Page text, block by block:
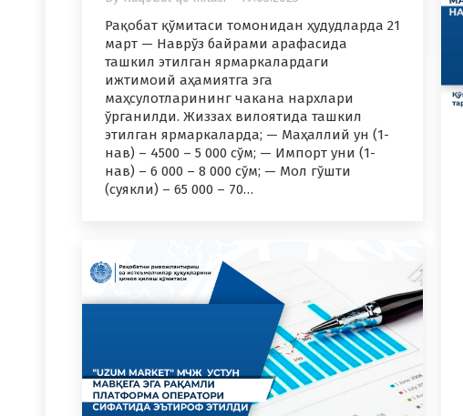
Рақобат қўмитаси томонидан ҳудудларда 21
март — Наврўз байрами арафасида
ташкил этилган ярмаркалардаги
ижтимоий аҳамиятга эга
маҳсулотларининг чакана нархлари
ўрганилди. Жиззах вилоятида ташкил
этилган ярмаркаларда; — Маҳаллий ун (1-
нав) – 4500 – 5 000 сўм; — Импорт уни (1-
нав) – 6 000 – 8 000 сўм; — Мол гўшти
(суякли) – 65 000 – 70…